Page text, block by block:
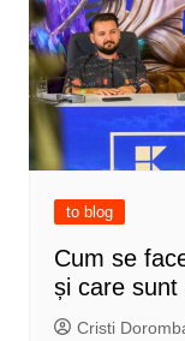
to blog
Cum se
și care sunt
Cristi